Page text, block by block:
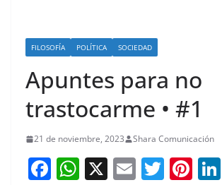
FILOSOFÍA POLÍTICA SOCIEDAD
Apuntes para no
trastocarme • #1
21 de noviembre, 2023 Shara Comunicación
F W X E T Pi